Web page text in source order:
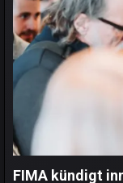
FIMA kündigt